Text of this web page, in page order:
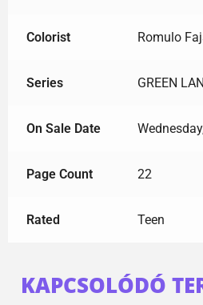
Colorist Romulo
Series GREEN
On Sale Date
Page Count 22
Rated Teen
KAPCSOLÓDÓ